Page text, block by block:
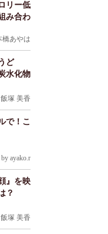
リー低
み合わ
橋あやは
ど
水化物
飯塚 美香
で！こ
by ayako.r
』を映
？
飯塚 美香